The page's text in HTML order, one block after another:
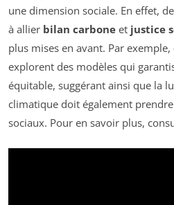
une dimension sociale. En effet,
à allier bilan carbone et justice
plus mises en avant. Par
explorent des modèles qui
équitable, suggérant ainsi que la
climatique doit également
sociaux. Pour en savoir plus,